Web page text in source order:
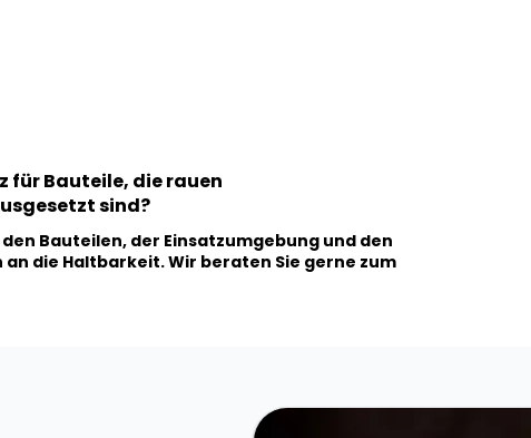
für Bauteile, die rauen
sind?
Bauteilen, der Einsatzumgebung und den
die Haltbarkeit. Wir beraten Sie gerne zum